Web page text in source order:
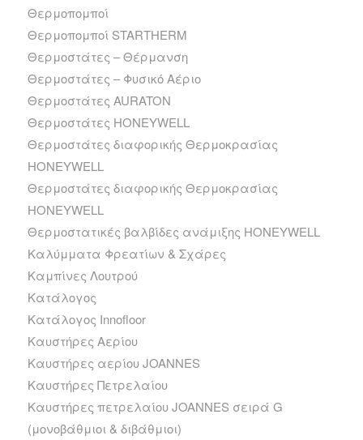
Θερμοπομποί
Θερμοπομποί STARTHERM
Θερμοστάτες – Θέρμανση
Θερμοστάτες – Φυσικό Αέριο
Θερμοστάτες AURATON
Θερμοστάτες HONEYWELL
Θερμοστάτες διαφορικής Θερμοκρασίας
HONEYWELL
Θερμοστάτες διαφορικής Θερμοκρασίας
HONEYWELL
Θερμοστατικές βαλβίδες ανάμιξης HONEYWELL
Καλύμματα Φρεατίων & Σχάρες
Καμπίνες Λουτρού
Κατάλογος
Κατάλογος Innofloor
Καυστήρες Αερίου
Καυστήρες αερίου JOANNES
Καυστήρες Πετρελαίου
Καυστήρες πετρελαίου JOANNES σειρά G
(μονοβάθμιοι & διβάθμιοι)